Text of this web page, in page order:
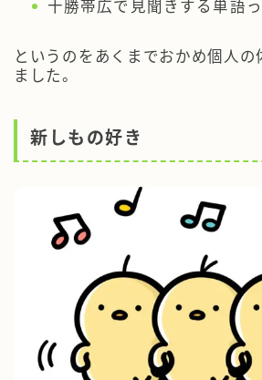
十勝帯広で見聞きする単語
というのをあくまでおかめ個人の
ました。
新しもの好き